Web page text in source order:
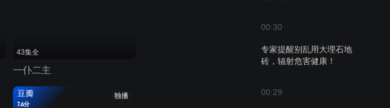
00:30
专家提醒别乱用大理石地
砖，辐射危害健康！
00:29
43集全
一仆二主
独播
豆瓣
7.6分